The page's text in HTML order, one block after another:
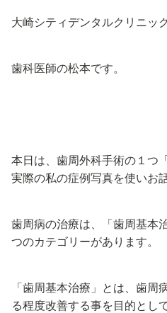
大崎シティデンタルクリニック
歯科医師の松本です。
本日は、歯周外科手術の１つ
実際の私の症例写真を使いお
歯周病の治療は、「歯周基本
つのカテゴリーがあります。
「歯周基本治療」とは、歯周
る程度改善する事を目的とし